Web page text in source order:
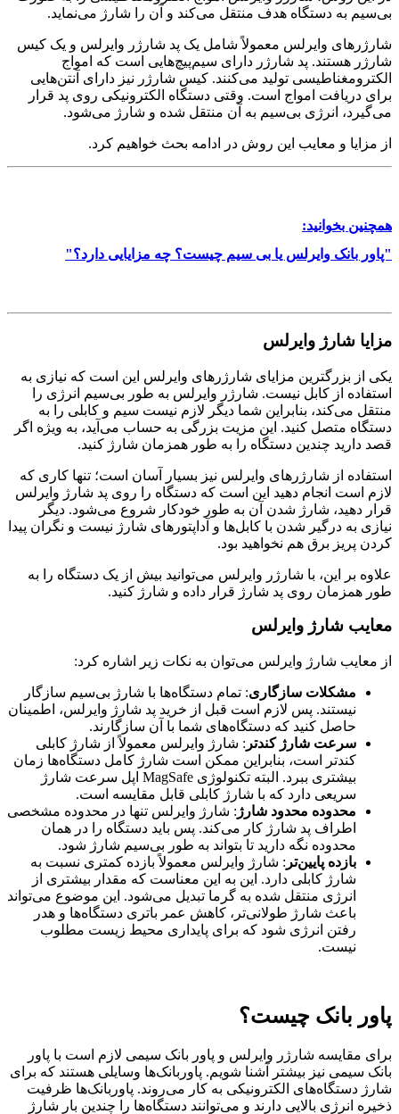
بی‌سیم به دستگاه هدف منتقل می‌کند و آن را شارژ می‌نماید.
شارژرهای وایرلس معمولاً شامل یک پد شارژر وایرلس و یک کیس
شارژر هستند. پد شارژر دارای سیم‌پیچ‌هایی است که امواج
الکترومغناطیسی تولید می‌کنند. کیس شارژر نیز دارای آنتن‌هایی
برای دریافت امواج است. وقتی دستگاه الکترونیکی روی پد قرار
می‌گیرد، انرژی بی‌سیم به آن منتقل شده و شارژ می‌شود.
از مزایا و معایب این روش در ادامه بحث خواهیم کرد.
همچنین بخوانید:
"پاور بانک وایرلس یا بی سیم چیست؟ چه مزایایی دارد؟"
مزایا شارژ وایرلس
یکی از بزرگترین مزایای شارژرهای وایرلس این است که نیازی به
استفاده از کابل نیست. شارژر وایرلس به طور بی‌سیم انرژی را
منتقل می‌کند، بنابراین شما دیگر لازم نیست سیم و کابلی را به
دستگاه متصل کنید. این مزیت بزرگی به حساب می‌آید، به ویژه اگر
قصد دارید چندین دستگاه را به طور همزمان شارژ کنید.
استفاده از شارژرهای وایرلس نیز بسیار آسان است؛ تنها کاری که
لازم است انجام دهید این است که دستگاه را روی پد شارژ وایرلس
قرار دهید، شارژ شدن آن به طور خودکار شروع می‌شود. دیگر
نیازی به درگیر شدن با کابل‌ها و آداپتورهای شارژ نیست و نگران پیدا
کردن پریز برق هم نخواهید بود.
علاوه بر این، با شارژر وایرلس می‌توانید بیش از یک دستگاه را به
طور همزمان روی پد شارژ قرار داده و شارژ کنید.
معایب شارژ وایرلس
از معایب شارژ وایرلس می‌توان به نکات زیر اشاره کرد:
مشکلات سازگاری: تمام دستگاه‌ها با شارژ بی‌سیم سازگار
نیستند. پس لازم است قبل از خرید پد شارژ وایرلس، اطمینان
حاصل کنید که دستگاه‌های شما با آن سازگارند.
سرعت شارژ کندتر : شارژ وایرلس معمولاً از شارژ کابلی
کندتر است، بنابراین ممکن است شارژ کامل دستگاه‌ها زمان
بیشتری ببرد. البته تکنولوژی MagSafe اپل سرعت شارژ
سریعی دارد که با شارژ کابلی قابل مقایسه است.
محدوده محدود شارژ : شارژ وایرلس تنها در محدوده مشخصی
اطراف پد شارژ کار می‌کند. پس باید دستگاه را در همان
محدوده نگه دارید تا بتواند به طور بی‌سیم شارژ شود.
بازده پایین‌تر : شارژ وایرلس معمولاً بازده کمتری نسبت به
شارژ کابلی دارد. این به این معناست که مقدار بیشتری از
انرژی منتقل شده به گرما تبدیل می‌شود. این موضوع می‌تواند
باعث شارژ طولانی‌تر، کاهش عمر باتری دستگاه‌ها و هدر
رفتن انرژی شود که برای پایداری محیط زیست مطلوب
نیست.
پاور بانک چیست؟
برای مقایسه شارژر وایرلس و پاور بانک سیمی لازم است با پاور
بانک سیمی نیز بیشتر آشنا شویم. پاوربانک‌ها وسایلی هستند که برای
شارژ دستگاه‌های الکترونیکی به کار می‌روند. پاوربانک‌ها ظرفیت
ذخیره انرژی بالایی دارند و می‌توانند دستگاه‌ها را چندین بار شارژ